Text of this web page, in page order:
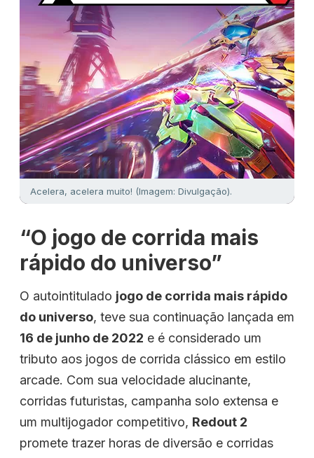
Acelera, acelera muito! (Imagem: Divulgação).
“O jogo de corrida mais
rápido do universo”
O autointitulado jogo de corrida mais rápido
do universo, teve sua continuação lançada em
16 de junho de 2022 e é considerado um
tributo aos jogos de corrida clássico em estilo
arcade. Com sua velocidade alucinante,
corridas futuristas, campanha solo extensa e
um multijogador competitivo, Redout 2
promete trazer horas de diversão e corridas